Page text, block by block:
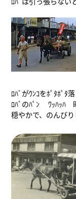
ﾛﾊﾞがｳﾝｺをﾎﾟﾀﾎﾟﾀ
ﾛﾊﾞのﾊﾟﾝ ﾜｯﾊｯﾊ
穏やかで、のんび